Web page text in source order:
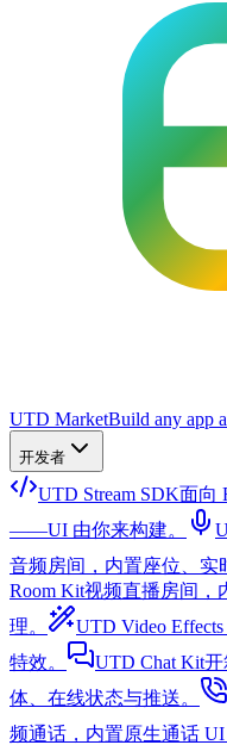
UTD MarketBuild any app
开发者
UTD Stream SDK面向
——UI 由你来构建。
音频房间，内置座位、实
Room Kit视频直播房间，
理。
UTD Video
特效。
UTD Chat Kit开
体、在线状态与推送。
频通话，内置原生通话 UI